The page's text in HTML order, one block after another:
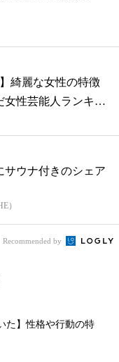
綺麗な女性の特徴
女性芸能人ランキン
サウナ付きのシェア
）
Recommended by
た】性格や行動の特